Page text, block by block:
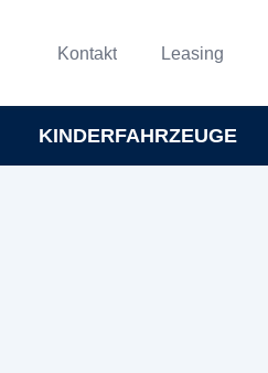
Kontakt Leasing
KINDERFAHRZEUGE